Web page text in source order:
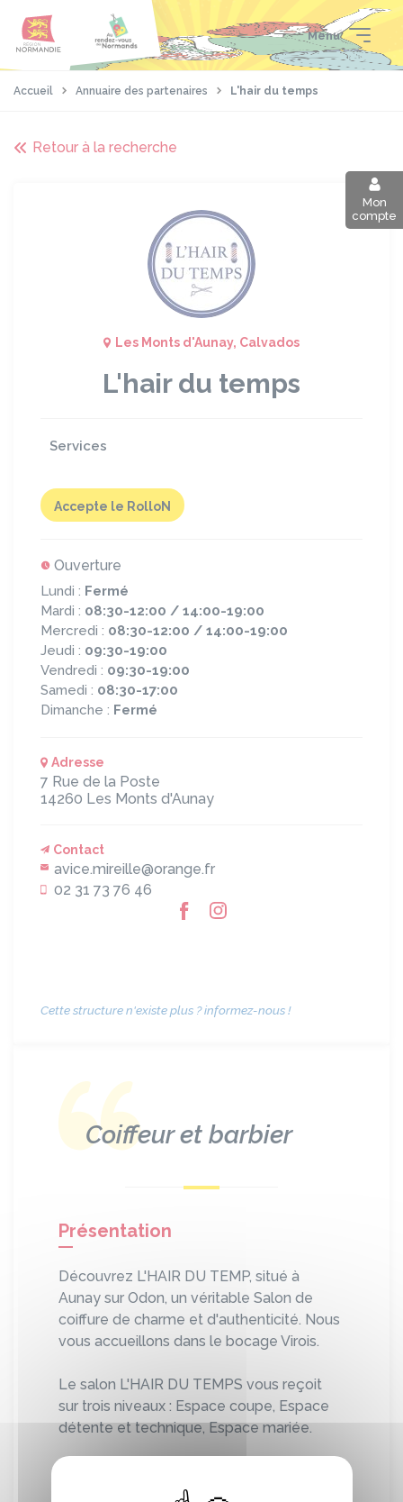
contenu
pied
Menu
Mon
compte
Accueil Annuaire des partenaires L'hair du temps
Retour à la recherche
Les Monts d'Aunay, Calvados
L'hair du temps
Services
Accepte le RolloN
Ouverture
Lundi : Fermé
Mardi : 08:30-12:00 / 14:00-19:00
Mercredi : 08:30-12:00 / 14:00-19:00
Jeudi : 09:30-19:00
Vendredi : 09:30-19:00
Samedi : 08:30-17:00
Dimanche : Fermé
Adresse
7 Rue de la Poste
14260 Les Monts d'Aunay
Contact
avice.mireille@orange.fr
02 31 73 76 46
Cette structure n'existe plus ? informez-nous !
Coiffeur et barbier
Présentation
Découvrez L'HAIR DU TEMP, situé à
Aunay sur Odon, un véritable Salon de
coiffure de charme et d'authenticité. Nous
vous accueillons dans le bocage Virois.
Le salon L'HAIR DU TEMPS vous reçoit
sur trois niveaux : Espace coupe, Espace
détente et technique, Espace mariée.
envies capillaire : coupe, Brushing, Couleur,
Panneau de gestion des cookies